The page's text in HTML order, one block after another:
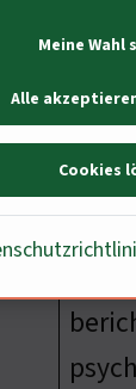
70%
Meine Wahl
Alle
Cookies